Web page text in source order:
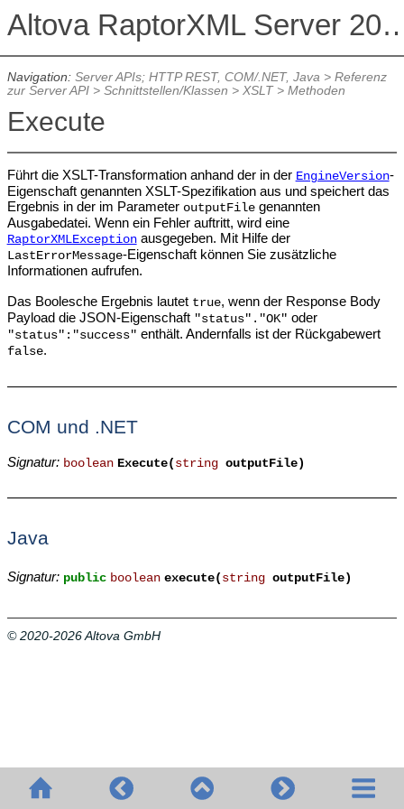
Altova
Navigation: Server APIs; HTTP REST, COM/.NET, Java> Referenz
zur Server API> Schnittstellen/Klassen > XSLT> Methoden
Execute
Führt die XSLT-Transformation anhand der in der EngineVersion-
Eigenschaft genannten XSLT-Spezifikation aus und speichert das
Ergebnis in der im Parameter outputFilegenannten
Ausgabedatei. Wenn ein Fehler auftritt, wird eine
RaptorXMLExceptionausgegeben. Mit Hilfe der
LastErrorMessage-Eigenschaft können Sie zusätzliche
Informationen aufrufen.
Das Boolesche Ergebnis lautet true, wenn der Response Body
Payload die JSON-Eigenschaft "status"."OK" oder
"status":"success" enthält. Andernfalls ist der Rückgabewert
false.
COM und .NET
Signatur: boolean Execute( stringoutputFile)
Java
Signatur: public boolean execute( stringoutputFile)
© 2020-2026 Altova GmbH